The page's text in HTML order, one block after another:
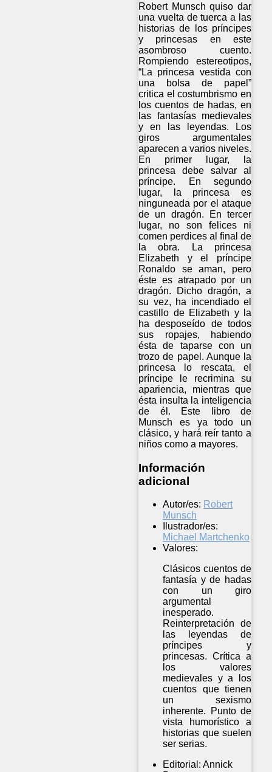
Robert Munsch quiso dar
una vuelta de tuerca a las
historias de los príncipes
y princesas en este
asombroso cuento.
Rompiendo estereotipos,
“La princesa vestida con
una bolsa de papel”
critica el costumbrismo en
los cuentos de hadas, en
las fantasías medievales
y en las leyendas. Los
giros argumentales
aparecen a varios niveles.
En primer lugar, la
princesa debe salvar al
príncipe. En segundo
lugar, la princesa es
ninguneada por el ataque
de un dragón. En tercer
lugar, no son felices ni
comen perdices al final de
la obra. La princesa
Elizabeth y el príncipe
Ronaldo se aman, pero
éste es atrapado por un
dragón. Dicho dragón, a
su vez, ha incendiado el
castillo de Elizabeth y la
ha desposeído de todos
sus ropajes, habiendo
ésta de taparse con un
trozo de papel. Aunque la
princesa lo rescata, el
príncipe le recrimina su
apariencia, mientras que
ésta insulta la inteligencia
de él. Este libro de
Munsch es ya todo un
clásico, y hará reír tanto a
niños como a mayores.
Información
adicional
Autor/es: Robert
Munsch
Ilustrador/es:
Michael Martchenko
Valores:
Clásicos cuentos de
fantasía y de hadas
con un giro
argumental
inesperado.
Reinterpretación de
las leyendas de
príncipes y
princesas. Crítica a
los valores
medievales y a los
cuentos que tienen
un sexismo
inherente. Punto de
vista humorístico a
historias que suelen
ser serias.
Editorial: Annick